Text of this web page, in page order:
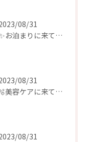
08/31
🏠✨️お泊まりに来てくれたお友達✨️🏠
08/31
🛁🫧美容ケアに来てくれたお友達🫧🛁
08/31